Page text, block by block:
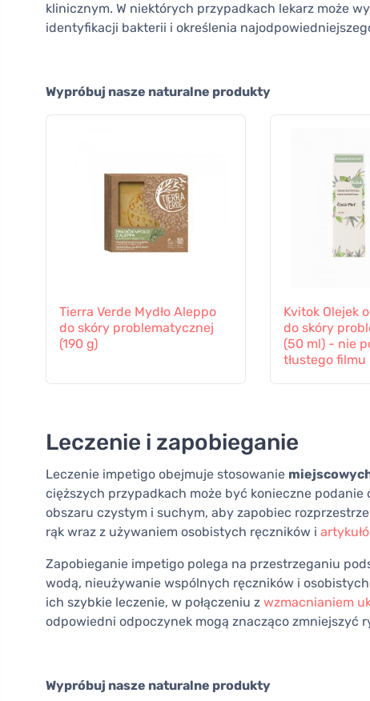
klinicznym. W niektórych przypadkach lekarz może
identyfikacji bakterii i określenia
Wypróbuj nasze naturalne produkty
Tierra Verde Mydło Aleppo
do skóry problematycznej
(190 g)
Kvitok Olejek
do skóry
(50 ml) - nie
tłustego filmu
Leczenie i zapobieganie
Leczenie impetigo obejmuje stosowanie
cięższych przypadkach może być konieczne
obszaru czystym i suchym, aby zapobiec
rąk wraz z używaniem osobistych ręczników i
Zapobieganie impetigo polega na przestrzeganiu
wodą, nieużywanie wspólnych ręczników i
ich szybkie leczenie, w połączeniu z wzmacnianiem
odpowiedni odpoczynek mogą znacząco zmniejszyć
Wypróbuj nasze naturalne produkty